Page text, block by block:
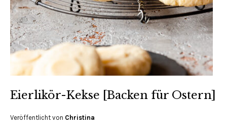
Eierlikör-Kekse [Backen für Ostern]
Veröffentlicht von Christina